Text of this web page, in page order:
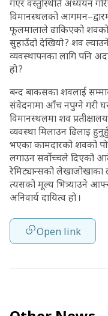
गएर वस्तुस्थिति अध्ययन
विमानस्थलको
फूलमालाले ढाकिएको
सुहाउँदो देखियो ? शव
व्यवस्थापनका लागि पनि
हो ?
बन्द बाकसका शवलाई
संवेदनामा आँच नपुग्ने गरी
विमानस्थलमा शव
व्यवस्था मिलाउन ढिलाइ
भएका कामदारको शवको
लगाउन सर्वोच्चले दिएको
रेमिट्यान्सको लेखाजोखाका
त्यसको मूल्य भित्र्याउने
अनिवार्य दायित्व हो ।
Open link